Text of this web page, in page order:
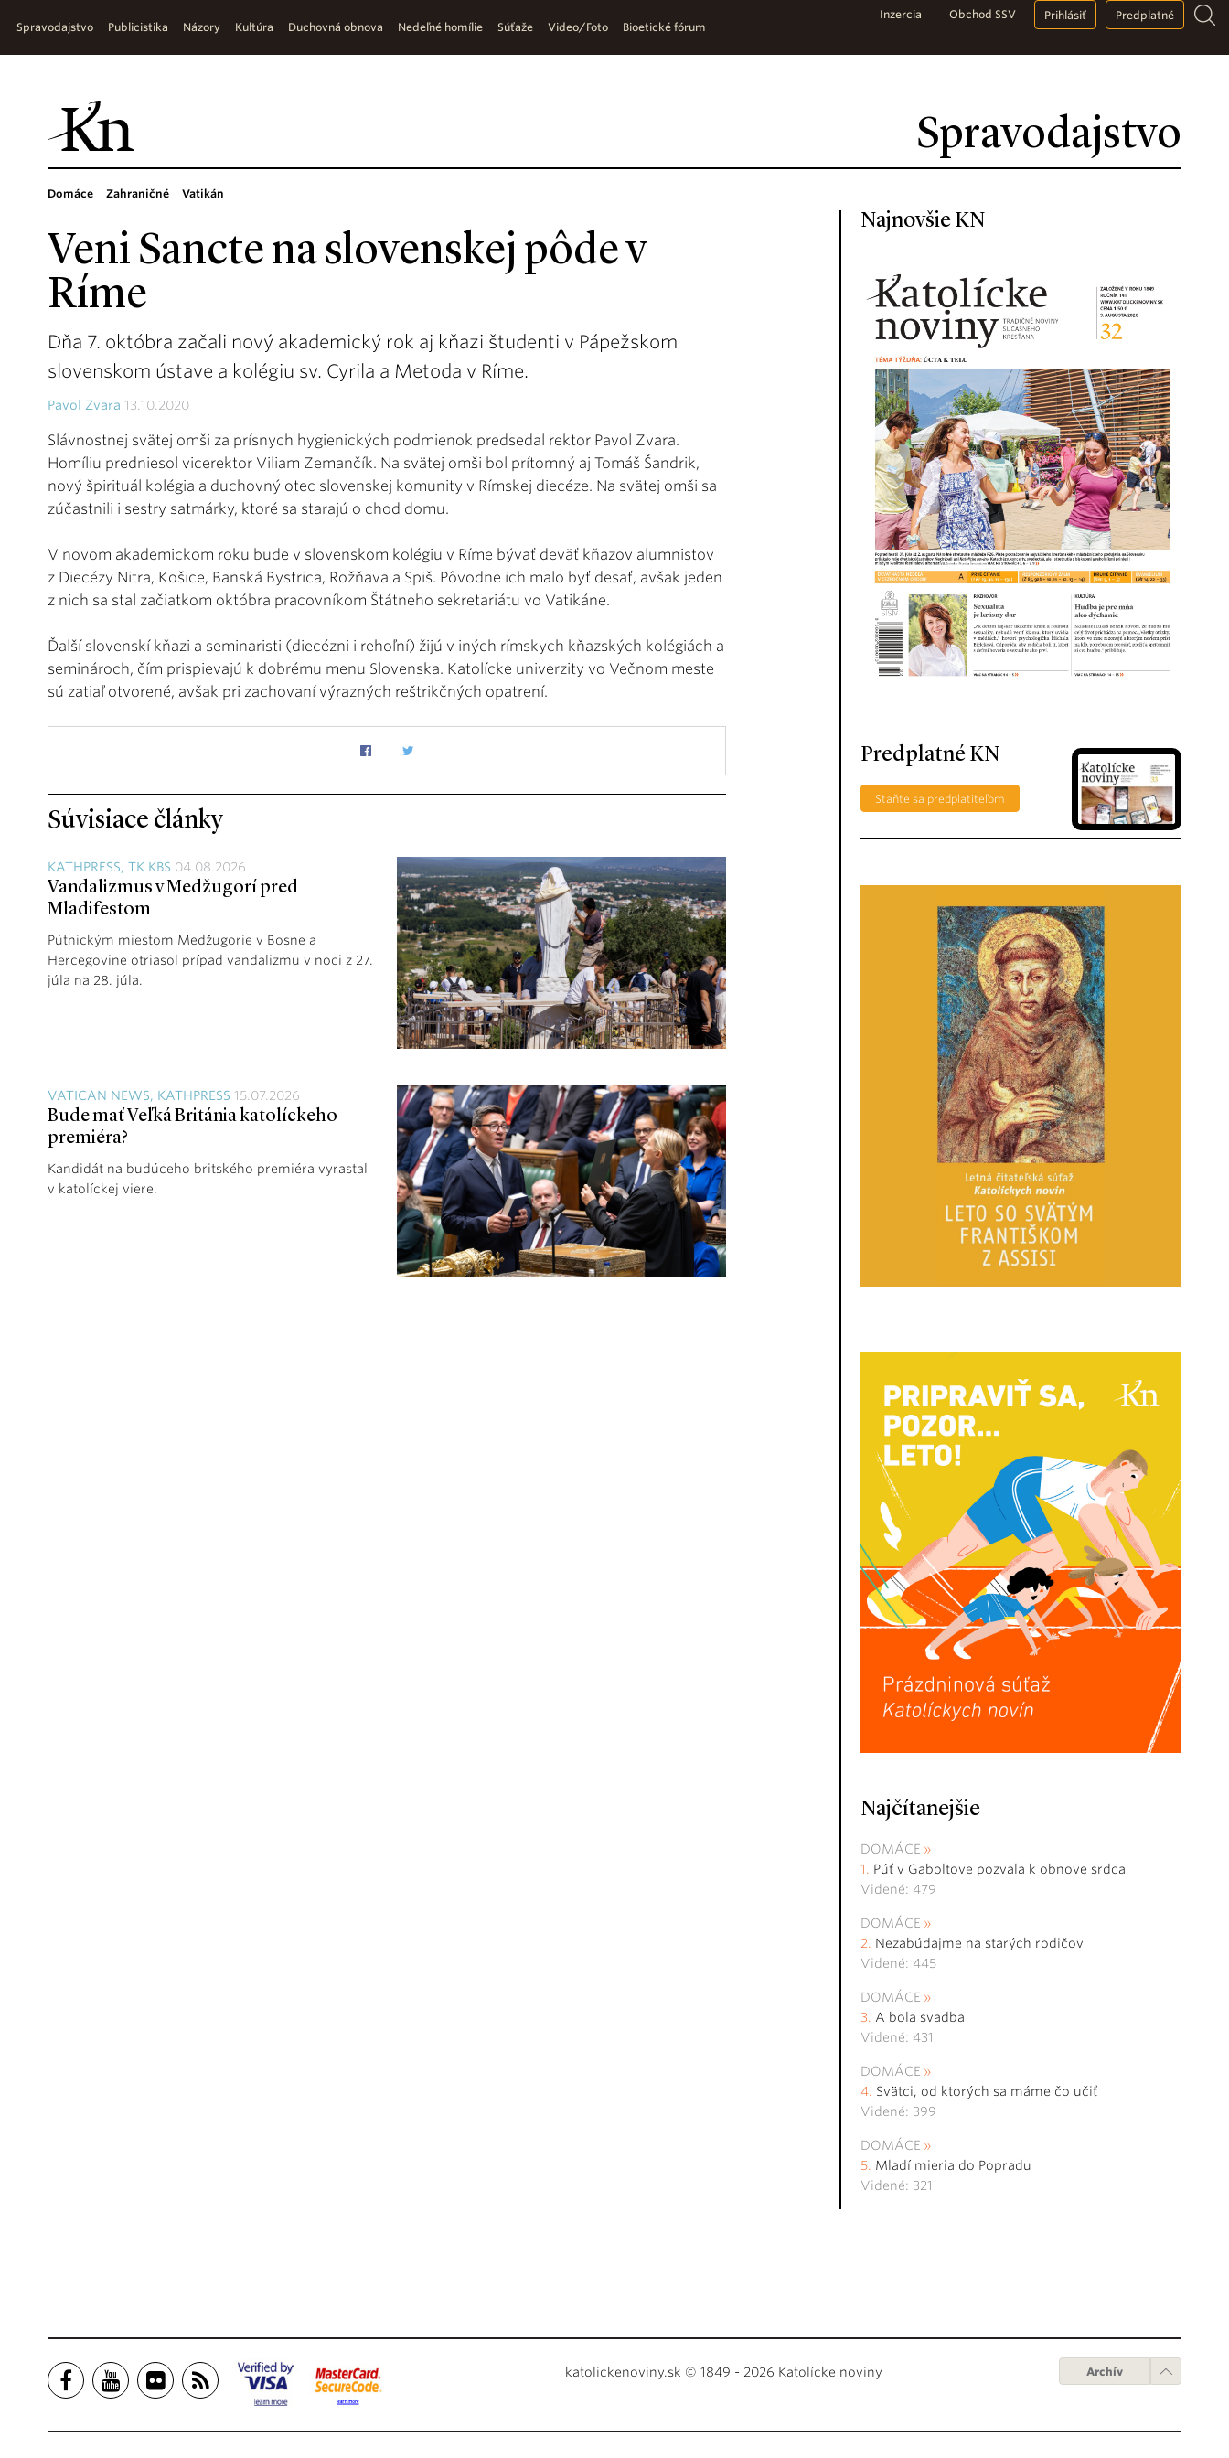
Spravodajstvo
Spravodajstvo Publicistika Názory Kultúra Duchovná obnova Nedeľné homílie Súťaže Video/Foto Bioetické fórum
Inzercia Obchod SSV Prihlásiť Predplatné
Domáce Zahraničné Vatikán
Veni Sancte na slovenskej pôde v
Ríme
Dňa 7. októbra začali nový akademický rok aj kňazi študenti v Pápežskom
slovenskom ústave a kolégiu sv. Cyrila a Metoda v Ríme.
Pavol Zvara 13.10.2020
Slávnostnej svätej omši za prísnych hygienických podmienok predsedal rektor Pavol Zvara.
Homíliu predniesol vicerektor Viliam Zemančík. Na svätej omši bol prítomný aj Tomáš Šandrik,
nový špirituál kolégia a duchovný otec slovenskej komunity v Rímskej diecéze. Na svätej omši sa
zúčastnili i sestry satmárky, ktoré sa starajú o chod domu.
V novom akademickom roku bude v slovenskom kolégiu v Ríme bývať deväť kňazov alumnistov
z Diecézy Nitra, Košice, Banská Bystrica, Rožňava a Spiš. Pôvodne ich malo byť desať, avšak jeden
z nich sa stal začiatkom októbra pracovníkom Štátneho sekretariátu vo Vatikáne.
Ďalší slovenskí kňazi a seminaristi (diecézni i rehoľní) žijú v iných rímskych kňazských kolégiách a
seminároch, čím prispievajú k dobrému menu Slovenska. Katolícke univerzity vo Večnom meste
sú zatiaľ otvorené, avšak pri zachovaní výrazných reštrikčných opatrení.
Súvisiace články
KATHPRESS, TK KBS 04.08.2026
Vandalizmus v Medžugorí pred
Mladifestom
Pútnickým miestom Medžugorie v Bosne a
Hercegovine otriasol prípad vandalizmu v noci z 27.
júla na 28. júla.
VATICAN NEWS, KATHPRESS 15.07.2026
Bude mať Veľká Británia katolíckeho
premiéra?
Kandidát na budúceho britského premiéra vyrastal
v katolíckej viere.
Najnovšie KN
Predplatné KN
Staňte sa predplatiteľom
Najčítanejšie
DOMÁCE
Púť v Gaboltove pozvala k obnove srdca
Videné: 479
DOMÁCE
Nezabúdajme na starých rodičov
Videné: 445
DOMÁCE
A bola svadba
Videné: 431
DOMÁCE
Svätci, od ktorých sa máme čo učiť
Videné: 399
DOMÁCE
Mladí mieria do Popradu
Videné: 321
katolickenoviny.sk © 1849 - 2026 Katolícke noviny Archív